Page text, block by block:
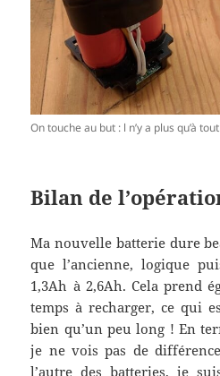
On touche au but : l n’y a plus qu’à
Bilan de
Ma nouvelle batterie dure
que l’ancienne, logique
1,3Ah à 2,6Ah. Cela prend
temps à recharger, ce qui
bien qu’un peu long ! En
je ne vois pas de
l’autre des batteries, je